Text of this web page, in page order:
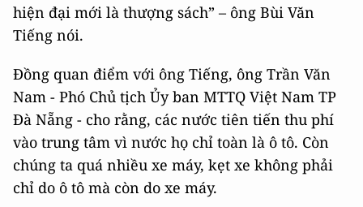
hiện đại mới là thượng sách” – ông Bùi Văn
Tiếng nói.
Đồng quan điểm với ông Tiếng, ông Trần Văn
Nam - Phó Chủ tịch Ủy ban MTTQ Việt Nam TP
Đà Nẵng - cho rằng, các nước tiên tiến thu phí
vào trung tâm vì nước họ chỉ toàn là ô tô. Còn
chúng ta quá nhiều xe máy, kẹt xe không phải
chỉ do ô tô mà còn do xe máy.